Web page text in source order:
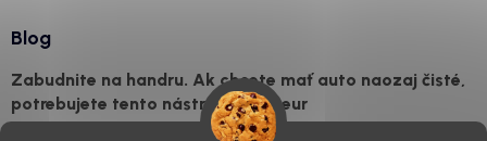
Blog
Zabudnite na handru. Ak chcete mať auto naozaj čisté,
potrebujete tento nástroj za pár eur